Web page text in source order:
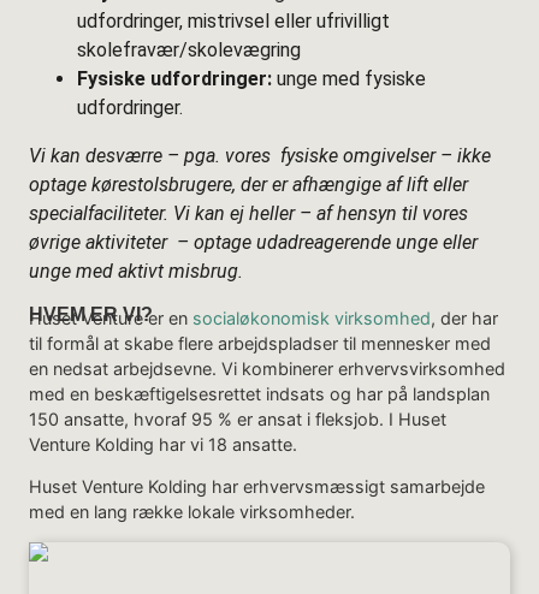
udfordringer, mistrivsel eller ufrivilligt
skolefravær/skolevægring
Fysiske udfordringer: unge med fysiske
udfordringer.
Vi kan desværre – pga. vores fysiske omgivelser – ikke
optage kørestolsbrugere, der er afhængige af lift eller
specialfaciliteter. Vi kan ej heller – af hensyn til vores
øvrige aktiviteter – optage udadreagerende unge eller
unge med aktivt misbrug.
HVEM ER VI?
Huset Venture er en socialøkonomisk virksomhed, der har
til formål at skabe flere arbejdspladser til mennesker med
en nedsat arbejdsevne. Vi kombinerer erhvervsvirksomhed
med en beskæftigelsesrettet indsats og har på landsplan
150 ansatte, hvoraf 95 % er ansat i fleksjob. I Huset
Venture Kolding har vi 18 ansatte.
Huset Venture Kolding har erhvervsmæssigt samarbejde
med en lang række lokale virksomheder.